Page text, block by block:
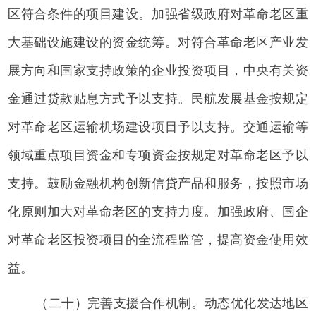
区符合条件的项目建设。加强省级政府对革命老区重
大基础设施建设的资金统筹。对符合革命老区产业发
展方向和国家支持政策的企业投资项目，中央有关资
金通过贷款贴息方式予以支持。民航发展基金按规定
对革命老区运输机场建设项目予以支持。交通运输等
领域重点项目资金和专项资金按规定对革命老区予以
支持。鼓励金融机构创新信贷产品和服务，按照市场
化原则加大对革命老区的支持力度。加强政府、国企
对革命老区投资项目的全流程监管，提高资金使用效
益。
（二十）完善支援合作机制。动态优化发达地区